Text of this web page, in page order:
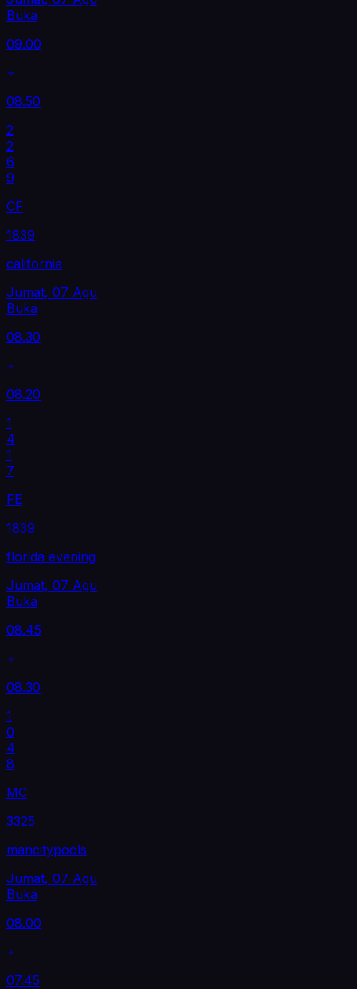
Buka
09.00
08.50
2
2
6
9
CF
1839
california
Jumat, 07 Agu
Buka
08.30
08.20
1
4
1
7
FE
1839
florida evening
Jumat, 07 Agu
Buka
08.45
08.30
1
0
4
8
MC
3325
mancitypools
Jumat, 07 Agu
Buka
08.00
07.45